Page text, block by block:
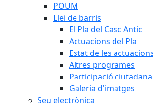
POUM
Llei de barris
El Pla del Casc Antic
Actuacions del Pla
Estat de les actuacions
Altres programes
Participació ciutadana
Galeria d'imatges
Seu electrònica